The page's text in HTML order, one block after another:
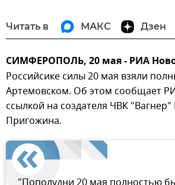
Читать в МАКС Дзен
СИМФЕРОПОЛЬ, 20 мая - РИА
Российсике силы 20 мая взяли
Артемовском. Об этом сообщает
ссылкой на создателя ЧВК "Вагнер"
Пригожина.